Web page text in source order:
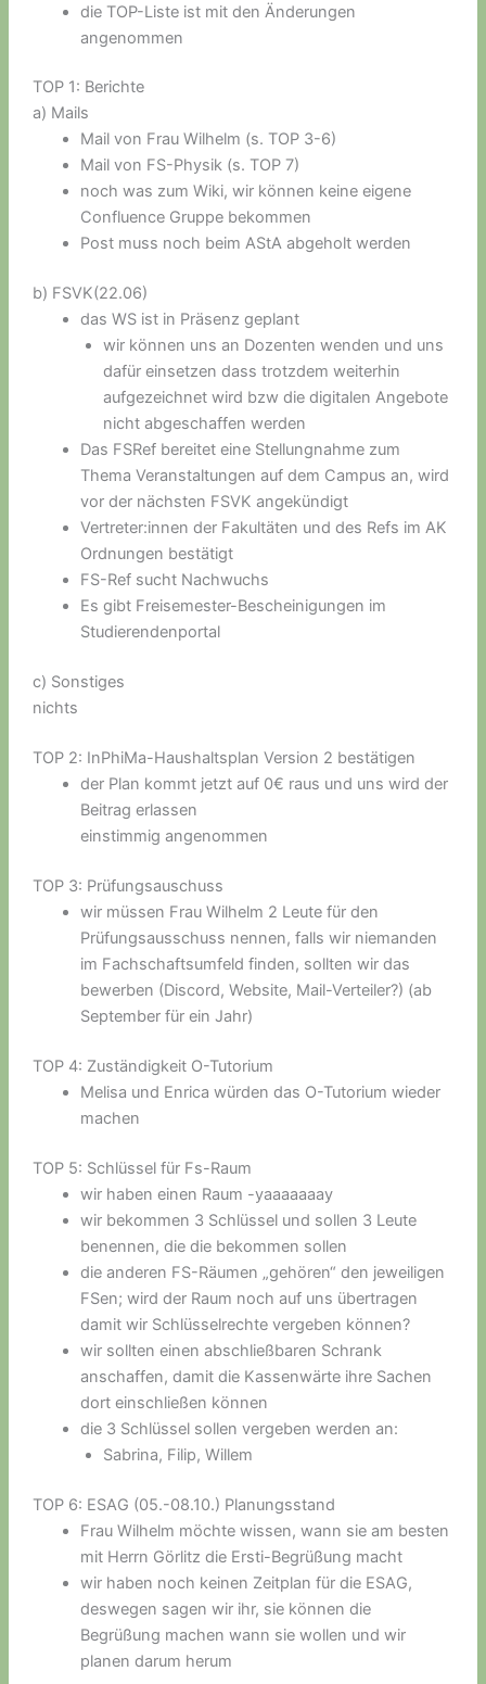
die TOP-Liste ist mit den Änderungen
angenommen
TOP 1: Berichte
a) Mails
Mail von Frau Wilhelm (s. TOP 3-6)
Mail von FS-Physik (s. TOP 7)
noch was zum Wiki, wir können keine eigene
Confluence Gruppe bekommen
Post muss noch beim AStA abgeholt werden
b) FSVK(22.06)
das WS ist in Präsenz geplant
wir können uns an Dozenten wenden und uns
dafür einsetzen dass trotzdem weiterhin
aufgezeichnet wird bzw die digitalen Angebote
nicht abgeschaffen werden
Das FSRef bereitet eine Stellungnahme zum
Thema Veranstaltungen auf dem Campus an, wird
vor der nächsten FSVK angekündigt
Vertreter:innen der Fakultäten und des Refs im AK
Ordnungen bestätigt
FS-Ref sucht Nachwuchs
Es gibt Freisemester-Bescheinigungen im
Studierendenportal
c) Sonstiges
nichts
TOP 2: InPhiMa-Haushaltsplan Version 2 bestätigen
der Plan kommt jetzt auf 0€ raus und uns wird der
Beitrag erlassen
einstimmig angenommen
TOP 3: Prüfungsauschuss
wir müssen Frau Wilhelm 2 Leute für den
Prüfungsausschuss nennen, falls wir niemanden
im Fachschaftsumfeld finden, sollten wir das
bewerben (Discord, Website, Mail-Verteiler?) (ab
September für ein Jahr)
TOP 4: Zuständigkeit O-Tutorium
Melisa und Enrica würden das O-Tutorium wieder
machen
TOP 5: Schlüssel für Fs-Raum
wir haben einen Raum -yaaaaaaay
wir bekommen 3 Schlüssel und sollen 3 Leute
benennen, die die bekommen sollen
die anderen FS-Räumen „gehören“ den jeweiligen
FSen; wird der Raum noch auf uns übertragen
damit wir Schlüsselrechte vergeben können?
wir sollten einen abschließbaren Schrank
anschaffen, damit die Kassenwärte ihre Sachen
dort einschließen können
die 3 Schlüssel sollen vergeben werden an:
Sabrina, Filip, Willem
TOP 6: ESAG (05.-08.10.) Planungsstand
Frau Wilhelm möchte wissen, wann sie am besten
mit Herrn Görlitz die Ersti-Begrüßung macht
wir haben noch keinen Zeitplan für die ESAG,
deswegen sagen wir ihr, sie können die
Begrüßung machen wann sie wollen und wir
planen darum herum